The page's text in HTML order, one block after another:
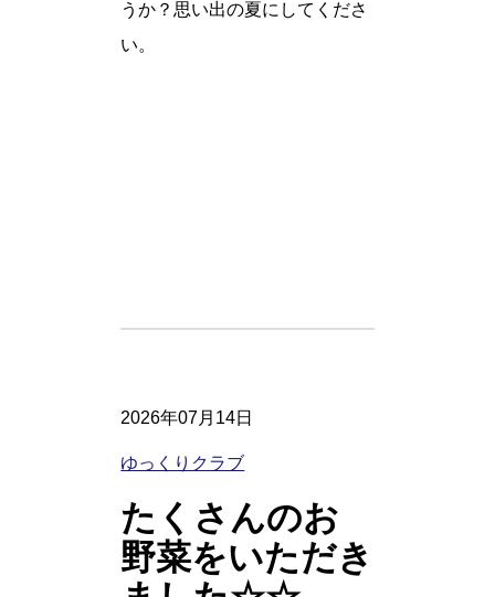
うか？思い出の夏にしてくださ
い。
2026年07月14日
ゆっくりクラブ
たくさんのお
野菜をいただき